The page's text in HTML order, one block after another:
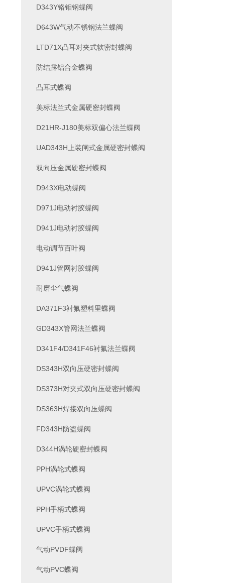
D343Y铬钼钢蝶阀
D643W气动不锈钢法兰蝶阀
LTD71X凸耳对夹式软密封蝶阀
防结露铝合金蝶阀
凸耳式蝶阀
美标法兰式金属硬密封蝶阀
D21HR-J180美标双偏心法兰蝶阀
UAD343H上装闸式金属硬密封蝶阀
双向压金属硬密封蝶阀
D943X电动蝶阀
D971J电动衬胶蝶阀
D941J电动衬胶蝶阀
电动调节百叶阀
D941J管网衬胶蝶阀
耐磨尘气蝶阀
DA371F3衬氟塑料里蝶阀
GD343X管网法兰蝶阀
D341F4/D341F46衬氟法兰蝶阀
DS343H双向压硬密封蝶阀
DS373H对夹式双向压硬密封蝶阀
DS363H焊接双向压蝶阀
FD343H防盗蝶阀
D344H涡轮硬密封蝶阀
PPH涡轮式蝶阀
UPVC涡轮式蝶阀
PPH手柄式蝶阀
UPVC手柄式蝶阀
气动PVDF蝶阀
气动PVC蝶阀